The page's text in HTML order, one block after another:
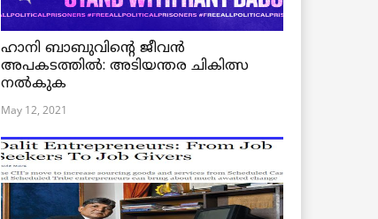
ഹാനി ബാബുവിന്റെ ജീവൻ
അപകടത്തിൽ: അടിയന്തര ചികിത്സ
നൽകുക
May 12, 2021